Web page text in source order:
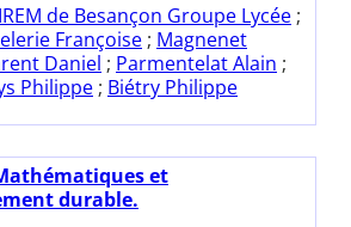
IREM de Besançon Groupe Lycée ;
Françoise ; Magnenet
Daniel ; Parmentelat Alain ;
Philippe ; Biétry Philippe
et
durable.